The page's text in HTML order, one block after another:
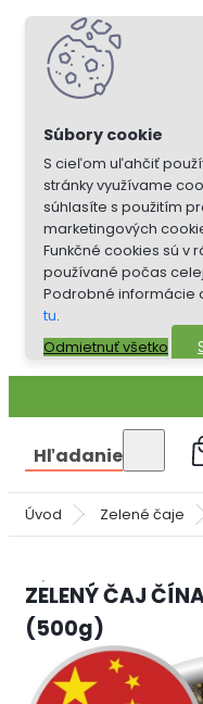
S cieľom uľahčiť
stránky využívame
súhlasíte s použitím
marketingových
Funkčné cookies sú v
používané počas
Podrobné informácie
tu.
Odmietnuť všetko
Hľadanie
Úvod Zelené čaje
ZELENÝ ČAJ
(500g)